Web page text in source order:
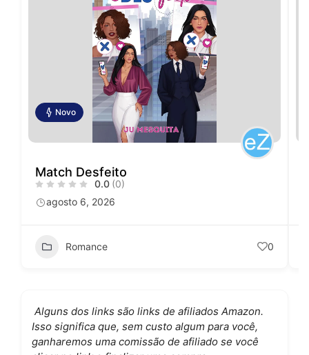
Novo
Match Desfeito
0.0 (0)
agosto 6, 2026
Romance 0
Alguns dos links são links de afiliados Amazon.
Isso significa que, sem custo algum para você,
ganharemos uma comissão de afiliado se você